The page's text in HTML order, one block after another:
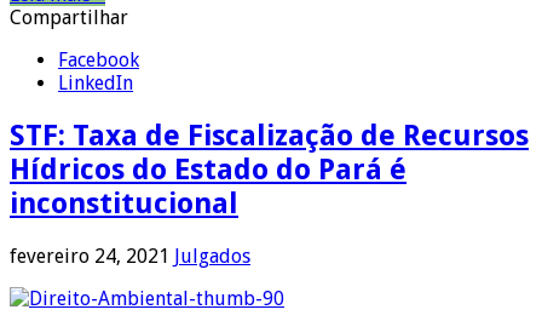
Compartilhar
Facebook
LinkedIn
STF: Taxa de Fiscalização de Recursos
Hídricos do Estado do Pará é
inconstitucional
fevereiro 24, 2021 Julgados